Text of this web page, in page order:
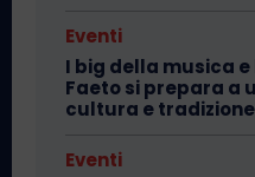
Eventi
I big della musica
Faeto si prepara a
cultura e tradizione
Eventi